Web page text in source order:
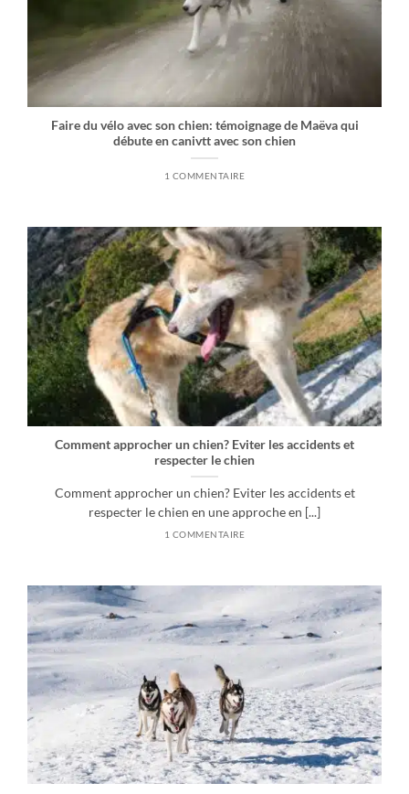
Faire du vélo avec son chien: témoignage de Maëva qui
débute en canivtt avec son chien
1 COMMENTAIRE
Comment approcher un chien? Eviter les accidents et
respecter le chien
Comment approcher un chien? Eviter les accidents et
respecter le chien en une approche en [...]
1 COMMENTAIRE